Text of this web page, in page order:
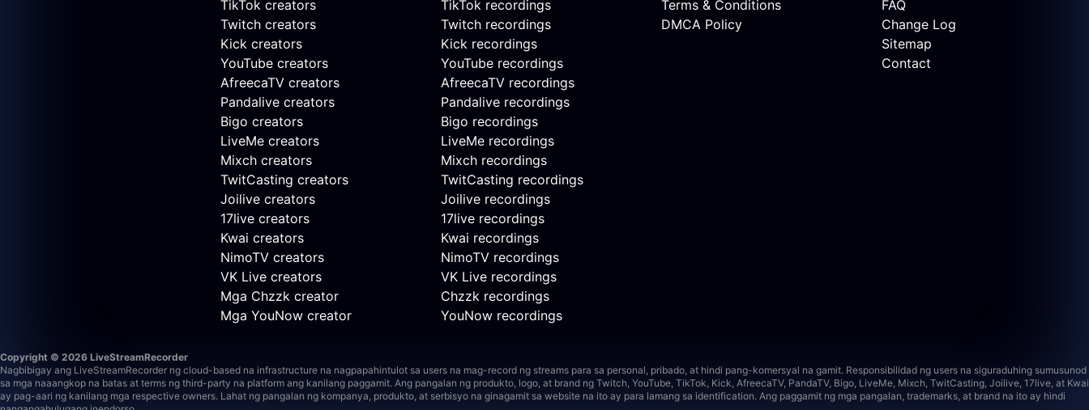
TikTok creators
Twitch creators
Kick creators
YouTube creators
AfreecaTV creators
Pandalive creators
Bigo creators
LiveMe creators
Mixch creators
TwitCasting creators
Joilive creators
17live creators
Kwai creators
NimoTV creators
VK Live creators
Mga Chzzk creator
Mga YouNow creator
TikTok recordings
Twitch recordings
Kick recordings
YouTube recordings
AfreecaTV recordings
Pandalive recordings
Bigo recordings
LiveMe recordings
Mixch recordings
TwitCasting recordings
Joilive recordings
17live recordings
Kwai recordings
NimoTV recordings
VK Live recordings
Chzzk recordings
YouNow recordings
Terms & Conditions
DMCA Policy
FAQ
Change Log
Sitemap
Contact
Copyright © 2026 LiveStreamRecorder
Nagbibigay ang LiveStreamRecorder ng cloud-based na infrastructure na nagpapahintulot sa users na mag-record ng streams para sa personal, pribado, at hindi pang-komersyal na gamit. Responsibilidad ng users na siguraduhing sumusunod
sa mga naaangkop na batas at terms ng third-party na platform ang kanilang paggamit. Ang pangalan ng produkto, logo, at brand ng Twitch, YouTube, TikTok, Kick, AfreecaTV, PandaTV, Bigo, LiveMe, Mixch, TwitCasting, Joilive, 17live, at Kwai
ay pag-aari ng kanilang mga respective owners. Lahat ng pangalan ng kompanya, produkto, at serbisyo na ginagamit sa website na ito ay para lamang sa identification. Ang paggamit ng mga pangalan, trademarks, at brand na ito ay hindi